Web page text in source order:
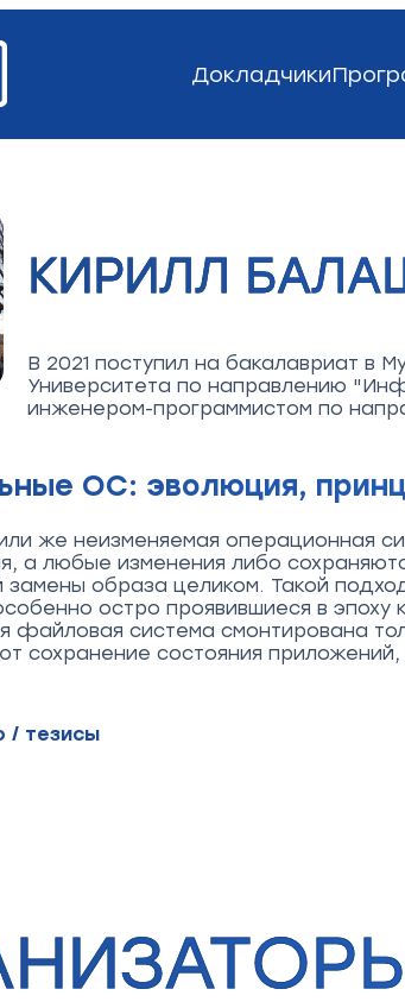
Докладчики
КИРИЛЛ
В 2021 поступил на бакалавриат в
Университета по направлению
инженером-программистом по
ОС: эволюция,
же неизменяемая операционная
а любые изменения либо
замены образа целиком. Такой
остро проявившиеся в
файловая система смонтирована
сохранение состояния
/ тезисы